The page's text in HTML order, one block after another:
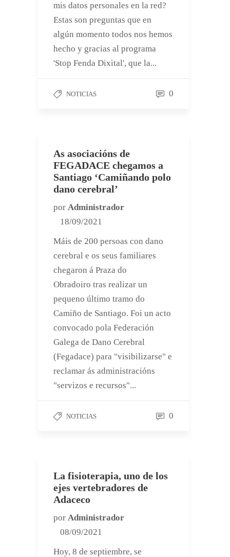
mis datos personales en la red?
Estas son preguntas que en
algún momento todos nos hemos
hecho y gracias al programa
'Stop Fenda Dixital', que la...
NOTICIAS 0
As asociacións de
FEGADACE chegamos a
Santiago ‘Camiñando polo
dano cerebral’
por Administrador
18/09/2021
Máis de 200 persoas con dano
cerebral e os seus familiares
chegaron á Praza do
Obradoiro tras realizar un
pequeno último tramo do
Camiño de Santiago. Foi un acto
convocado pola Federación
Galega de Dano Cerebral
(Fegadace) para "visibilizarse" e
reclamar ás administracións
"servizos e recursos"...
NOTICIAS 0
La fisioterapia, uno de los
ejes vertebradores de
Adaceco
por Administrador
08/09/2021
Hoy, 8 de septiembre, se